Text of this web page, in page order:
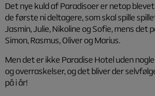
Det nye kuld af Paradisoer er netop
de første ni deltagere, som skal spille
Jasmin, Julie, Nikoline og Sofie, mens det
Simon, Rasmus, Oliver og Marius.
Men det er ikke Paradise Hotel uden
og overraskelser, og det bliver der
på i år!